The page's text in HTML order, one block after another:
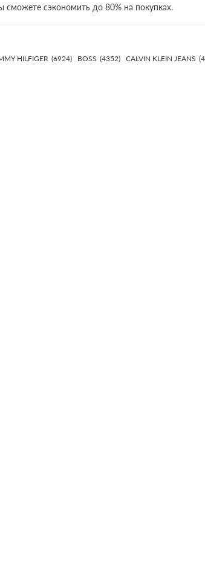
сэкономить до 80% на покупках.
HILFIGER (6924) BOSS (4352) CALVIN KLEIN JEANS